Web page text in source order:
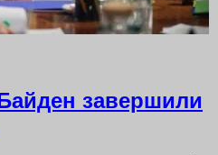
завершили